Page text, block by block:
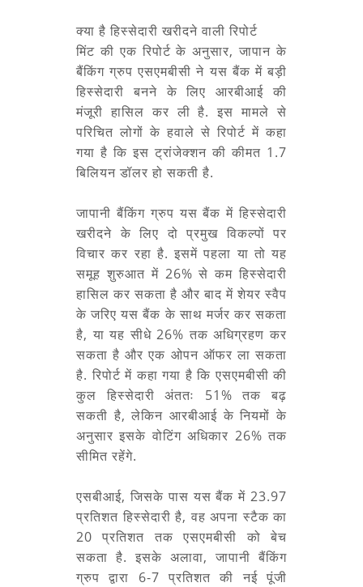
क्या है हिस्सेदारी खरीदने वाली रिपोर्ट
मिंट की एक रिपोर्ट के अनुसार, जापान के
बैंकिंग ग्रुप एसएमबीसी ने यस बैंक में बड़ी
हिस्सेदारी बनने के लिए आरबीआई की
मंजूरी हासिल कर ली है. इस मामले से
परिचित लोगों के हवाले से रिपोर्ट में कहा
गया है कि इस ट्रांजेक्शन की कीमत 1.7
बिलियन डॉलर हो सकती है.
जापानी बैंकिंग ग्रुप यस बैंक में हिस्सेदारी
खरीदने के लिए दो प्रमुख विकल्पों पर
विचार कर रहा है. इसमें पहला या तो यह
समूह शुरुआत में 26% से कम हिस्सेदारी
हासिल कर सकता है और बाद में शेयर स्वैप
के जरिए यस बैंक के साथ मर्जर कर सकता
है, या यह सीधे 26% तक अधिग्रहण कर
सकता है और एक ओपन ऑफर ला सकता
है. रिपोर्ट में कहा गया है कि एसएमबीसी की
कुल हिस्सेदारी अंततः 51% तक बढ़
सकती है, लेकिन आरबीआई के नियमों के
अनुसार इसके वोटिंग अधिकार 26% तक
सीमित रहेंगे.
एसबीआई, जिसके पास यस बैंक में 23.97
प्रतिशत हिस्सेदारी है, वह अपना स्टैक का
20 प्रतिशत तक एसएमबीसी को बेच
सकता है. इसके अलावा, जापानी बैंकिंग
ग्रुप द्वारा 6-7 प्रतिशत की नई पूंजी